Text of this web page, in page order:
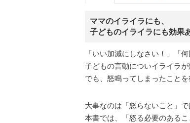
ママのイライラにも、
子どものイライラにも効果
「いい加減にしなさい！」「
子どもの言動についイライラが
でも、怒鳴ってしまったこと
大事なのは「怒らないこと」
本書では、「怒る必要のあるこ